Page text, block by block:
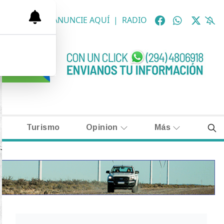
ANUNCIE AQUÍ | RADIO
Turismo Opinion Más